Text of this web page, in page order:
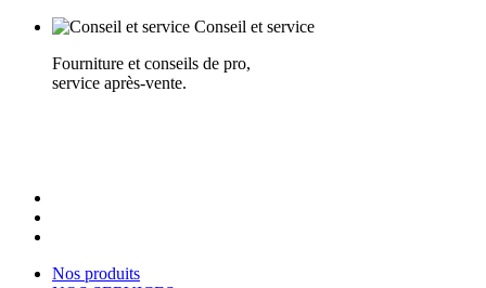
Conseil et service
Fourniture et conseils de pro,
service après-vente.
Nos produits